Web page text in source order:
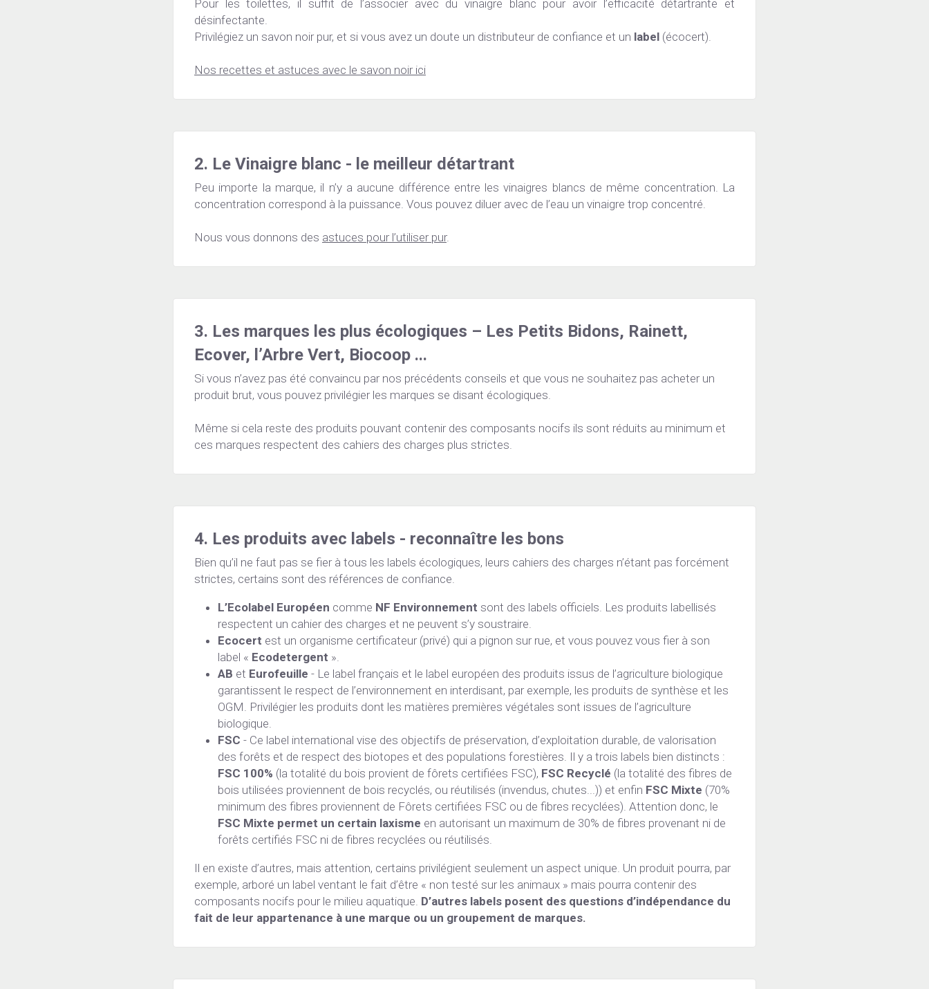
Pour les toilettes, il suffit de l’associer avec du vinaigre blanc pour avoir l’efficacité détartrante et
désinfectante.
Privilégiez un savon noir pur, et si vous avez un doute un distributeur de confiance et un label (écocert).
Nos recettes et astuces avec le savon noir ici
2. Le Vinaigre blanc - le meilleur détartrant
Peu importe la marque, il n’y a aucune différence entre les vinaigres blancs de même concentration. La
concentration correspond à la puissance. Vous pouvez diluer avec de l’eau un vinaigre trop concentré.
Nous vous donnons des astuces pour l’utiliser pur.
3. Les marques les plus écologiques – Les Petits Bidons, Rainett,
Ecover, l’Arbre Vert, Biocoop ...
Si vous n’avez pas été convaincu par nos précédents conseils et que vous ne souhaitez pas acheter un
produit brut, vous pouvez privilégier les marques se disant écologiques.
Même si cela reste des produits pouvant contenir des composants nocifs ils sont réduits au minimum et
ces marques respectent des cahiers des charges plus strictes.
4. Les produits avec labels - reconnaître les bons
Bien qu’il ne faut pas se fier à tous les labels écologiques, leurs cahiers des charges n’étant pas forcément
strictes, certains sont des références de confiance.
L’Ecolabel Européen comme NF Environnement sont des labels officiels. Les produits labellisés
respectent un cahier des charges et ne peuvent s’y soustraire.
Ecocert est un organisme certificateur (privé) qui a pignon sur rue, et vous pouvez vous fier à son
label « Ecodetergent ».
AB et Eurofeuille - Le label français et le label européen des produits issus de l’agriculture biologique
garantissent le respect de l’environnement en interdisant, par exemple, les produits de synthèse et les
OGM. Privilégier les produits dont les matières premières végétales sont issues de l’agriculture
biologique.
FSC - Ce label international vise des objectifs de préservation, d’exploitation durable, de valorisation
FSC 100% (la totalité du bois provient de fôrets certifiées FSC), FSC Recyclé (la totalité des fibres de
bois utilisées proviennent de bois recyclés, ou réutilisés (invendus, chutes...)) et enfin FSC Mixte (70%
FSC Mixte permet un certain laxisme en autorisant un maximum de 30% de fibres provenant ni de
forêts certifiés FSC ni de fibres recyclées ou réutilisés.
Il en existe d’autres, mais attention, certains privilégient seulement un aspect unique. Un produit pourra, par
exemple, arboré un label ventant le fait d’être « non testé sur les animaux » mais pourra contenir des
composants nocifs pour le milieu aquatique. D’autres labels posent des questions d’indépendance du
fait de leur appartenance à une marque ou un groupement de marques.